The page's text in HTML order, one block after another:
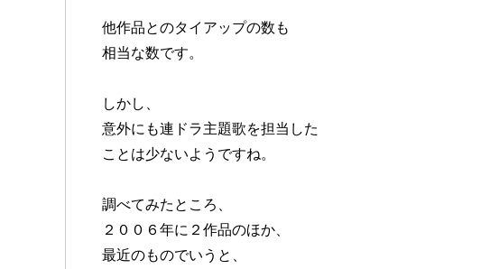
他作品とのタイアップの数も
相当な数です。
しかし、
意外にも連ドラ主題歌を担当した
ことは少ないようですね。
調べてみたところ、
２００６年に２作品のほか、
最近のものでいうと、